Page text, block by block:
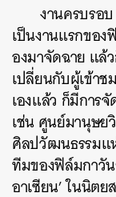
งานครบรอ
เป็นงานแรกของ
องมาจัดฉาย แล้
เปลี่ยนกับผู้เข้า
เองแล้ว ก็มีการ
เช่น ศูนย์มานุษย
ศิลปวัฒนธรรมแ
ทีมของฟิล์มกาวั
อาเซียน’ ในนิต